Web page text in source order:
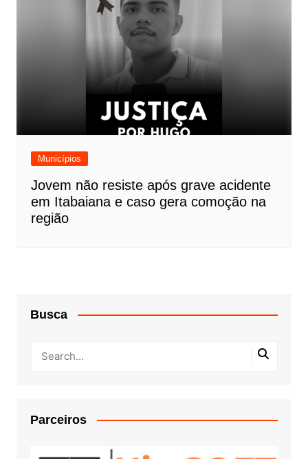
Municípios
Jovem não resiste após grave acidente
em Itabaiana e caso gera comoção na
região
Busca
Parceiros